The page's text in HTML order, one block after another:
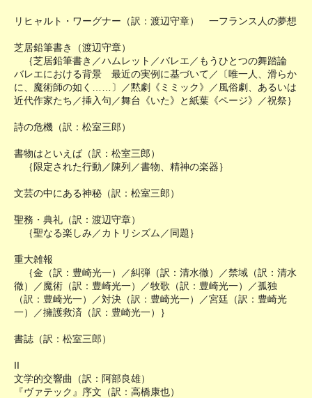
リヒャルト・ワーグナー（訳：渡辺守章） 一フランス人の夢想
芝居鉛筆書き（渡辺守章）
｛芝居鉛筆書き／ハムレット／バレエ／もうひとつの舞踏論
バレエにおける背景 最近の実例に基づいて／〔唯一人、滑らか
に、魔術師の如く……〕／黙劇《ミミック》／風俗劇、あるいは
近代作家たち／挿入句／舞台《いた》と紙葉《ページ》／祝祭｝
詩の危機（訳：松室三郎）
書物はといえば（訳：松室三郎）
｛限定された行動／陳列／書物、精神の楽器｝
文芸の中にある神秘（訳：松室三郎）
聖務・典礼（訳：渡辺守章）
｛聖なる楽しみ／カトリシズム／同題｝
重大雑報
｛金（訳：豊崎光一）／糾弾（訳：清水徹）／禁域（訳：清水
徹）／魔術（訳：豊崎光一）／牧歌（訳：豊崎光一）／孤独
（訳：豊崎光一）／対決（訳：豊崎光一）／宮廷（訳：豊崎光
一）／擁護救済（訳：豊崎光一）｝
書誌（訳：松室三郎）
II
文学的交響曲（訳：阿部良雄）
『ヴァテック』序文（訳：高橋康也）